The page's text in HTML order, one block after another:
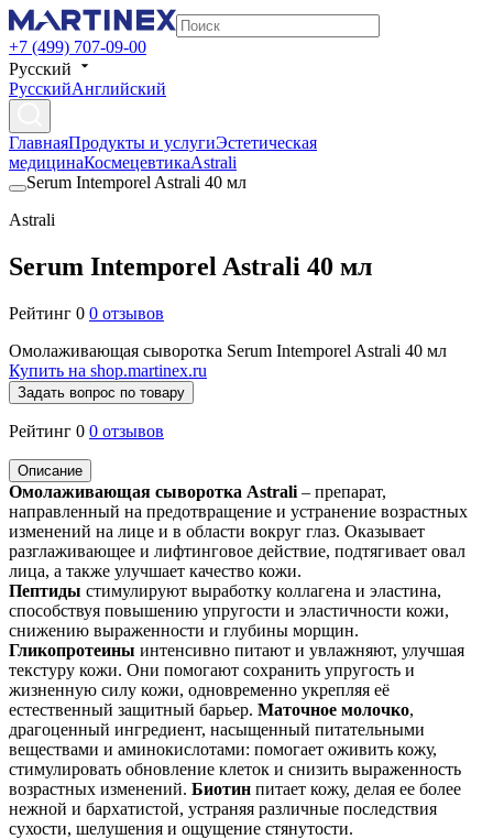
+7 (499) 707-09-00
Русский
РусскийАнглийский
ГлавнаяПродукты и услугиЭстетическая
медицинаКосмецевтикаAstrali
Serum Intemporel Astrali 40 мл
Astrali
Serum Intemporel Astrali 40 мл
Рейтинг 0 0 отзывов
Омолаживающая сыворотка Serum Intemporel Astrali 40 мл
Купить на shop.martinex.ru
Задать вопрос по товару
Рейтинг 0 0 отзывов
Описание
Омолаживающая сыворотка Astrali – препарат,
направленный на предотвращение и устранение возрастных
изменений на лице и в области вокруг глаз. Оказывает
разглаживающее и лифтинговое действие, подтягивает овал
лица, а также улучшает качество кожи.
Пептиды стимулируют выработку коллагена и эластина,
способствуя повышению упругости и эластичности кожи,
снижению выраженности и глубины морщин.
Гликопротеины интенсивно питают и увлажняют, улучшая
текстуру кожи. Они помогают сохранить упругость и
жизненную силу кожи, одновременно укрепляя её
естественный защитный барьер. Маточное молочко,
драгоценный ингредиент, насыщенный питательными
веществами и аминокислотами: помогает оживить кожу,
стимулировать обновление клеток и снизить выраженность
возрастных изменений. Биотин питает кожу, делая ее более
нежной и бархатистой, устраняя различные последствия
сухости, шелушения и ощущение стянутости.